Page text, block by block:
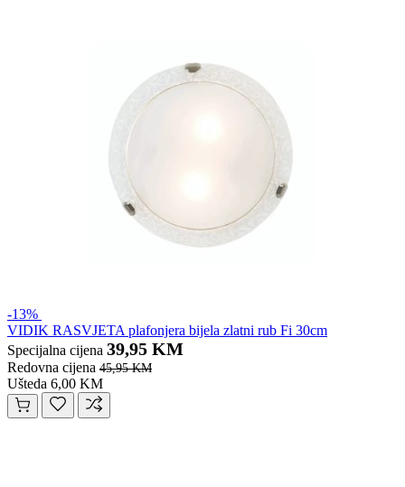
-13%
VIDIK RASVJETA plafonjera bijela zlatni rub Fi 30cm
Specijalna cijena 39,95 KM
Redovna cijena 45,95 KM
Ušteda 6,00 KM